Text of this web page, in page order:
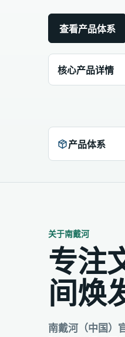
查看产品体系
核心产品详情
产品体系
关于南戴河
专注
间焕
南戴河（中国）